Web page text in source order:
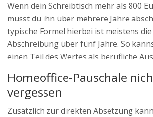
Wenn dein Schreibtisch mehr als 800
musst du ihn über mehrere Jahre
typische Formel hierbei ist meistens
Abschreibung über fünf Jahre. So
einen Teil des Wertes als berufliche
Homeoffice-Pauschale
vergessen
Zusätzlich zur direkten Absetzung